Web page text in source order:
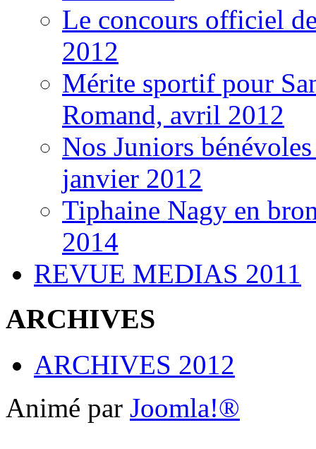
Le concours officiel
2012
Mérite sportif pour
Romand, avril 2012
Nos Juniors
janvier 2012
Tiphaine Nagy en
2014
REVUE MEDIAS 2011
ARCHIVES
ARCHIVES 2012
Animé par Joomla!®